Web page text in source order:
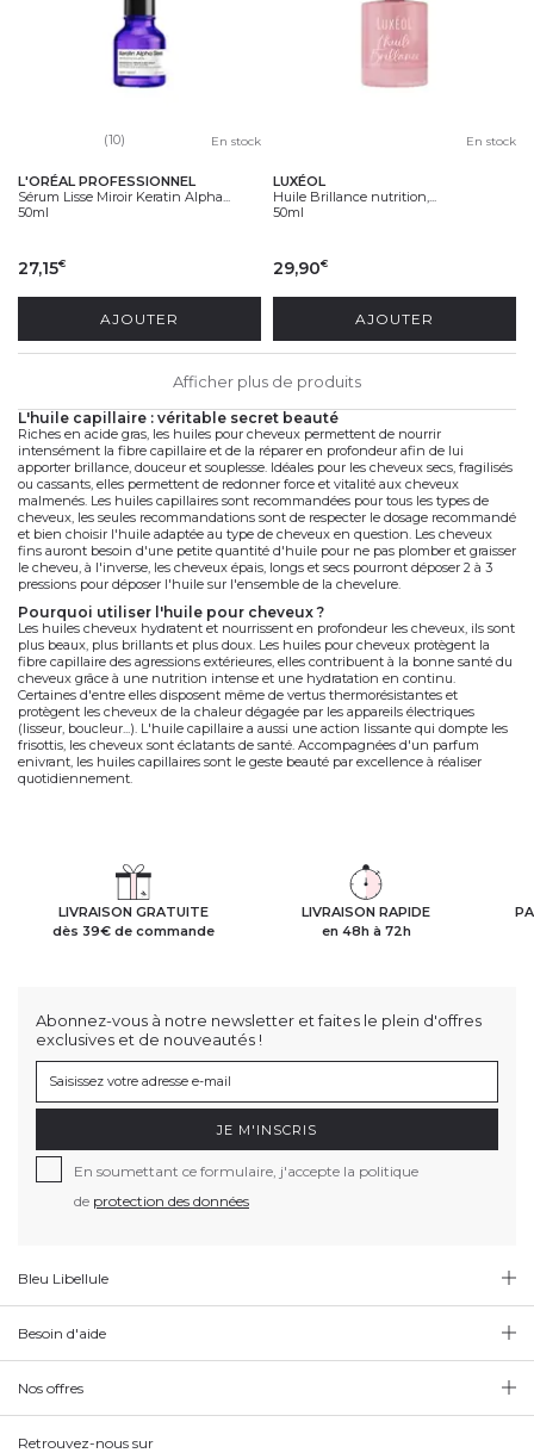
(10) En stock
L'ORÉAL PROFESSIONNEL
Sérum Lisse Miroir Keratin Alpha...
50ml
27,15€
AJOUTER
En stock
LUXÉOL
Huile Brillance nutrition,...
50ml
29,90€
AJOUTER
Afficher plus de produits
l'huile capillaire : véritable secret beauté
Riches en acide gras, les huiles pour cheveux permettent de nourrir
intensément la fibre capillaire et de la réparer en profondeur afin de lui
apporter brillance, douceur et souplesse. Idéales pour les cheveux secs, fragilisés
ou cassants, elles permettent de redonner force et vitalité aux cheveux
malmenés. Les huiles capillaires sont recommandées pour tous les types de
cheveux, les seules recommandations sont de respecter le dosage recommandé
et bien choisir l'huile adaptée au type de cheveux en question. Les cheveux
fins auront besoin d'une petite quantité d'huile pour ne pas plomber et graisser
le cheveu, à l'inverse, les cheveux épais, longs et secs pourront déposer 2 à 3
pressions pour déposer l'huile sur l'ensemble de la chevelure.
pourquoi utiliser l'huile pour cheveux ?
Les huiles cheveux hydratent et nourrissent en profondeur les cheveux, ils sont
plus beaux, plus brillants et plus doux. Les huiles pour cheveux protègent la
fibre capillaire des agressions extérieures, elles contribuent à la bonne santé du
cheveux grâce à une nutrition intense et une hydratation en continu.
Certaines d'entre elles disposent même de vertus thermorésistantes et
protègent les cheveux de la chaleur dégagée par les appareils électriques
(lisseur, boucleur...). L'huile capillaire a aussi une action lissante qui dompte les
frisottis, les cheveux sont éclatants de santé. Accompagnées d'un parfum
enivrant, les huiles capillaires sont le geste beauté par excellence à réaliser
quotidiennement.
LIVRAISON GRATUITE
dès 39€ de commande
LIVRAISON RAPIDE
en 48h à 72h
Abonnez-vous à notre newsletter et faites le plein d'offres
exclusives et de nouveautés !
JE M'INSCRIS
En soumettant ce formulaire, j'accepte la politique
de protection des données
Bleu Libellule
Besoin d'aide
Nos offres
Retrouvez-nous sur